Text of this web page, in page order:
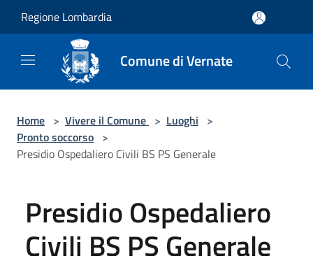
Regione Lombardia
Comune di Vernate
Home > Vivere il Comune > Luoghi >
Pronto soccorso >
Presidio Ospedaliero Civili BS PS Generale
Presidio Ospedaliero
Civili BS PS Generale